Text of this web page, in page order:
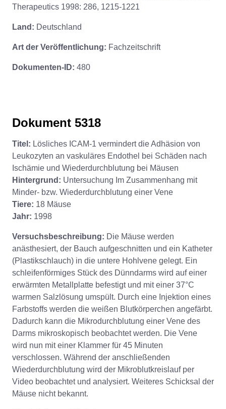
Therapeutics 1998: 286, 1215-1221
Land: Deutschland
Art der Veröffentlichung: Fachzeitschrift
Dokumenten-ID: 480
Dokument 5318
Titel: Lösliches ICAM-1 vermindert die Adhäsion von
Leukozyten an vaskuläres Endothel bei Schäden nach
Ischämie und Wiederdurchblutung bei Mäusen
Hintergrund: Untersuchung Im Zusammenhang mit
Minder- bzw. Wiederdurchblutung einer Vene
Tiere: 18 Mäuse
Jahr: 1998
Versuchsbeschreibung: Die Mäuse werden
anästhesiert, der Bauch aufgeschnitten und ein Katheter
(Plastikschlauch) in die untere Hohlvene gelegt. Ein
schleifenförmiges Stück des Dünndarms wird auf einer
erwärmten Metallplatte befestigt und mit einer 37°C
warmen Salzlösung umspült. Durch eine Injektion eines
Farbstoffs werden die weißen Blutkörperchen angefärbt.
Dadurch kann die Mikrodurchblutung einer Vene des
Darms mikroskopisch beobachtet werden. Die Vene
wird nun mit einer Klammer für 45 Minuten
verschlossen. Während der anschließenden
Wiederdurchblutung wird der Mikroblutkreislauf per
Video beobachtet und analysiert. Weiteres Schicksal der
Mäuse nicht bekannt.